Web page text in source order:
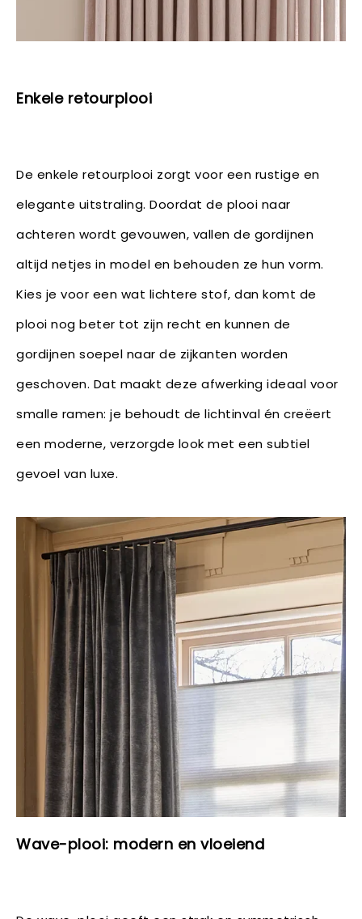
Enkele retourplooi
De enkele retourplooi zorgt voor een rustige en
elegante uitstraling. Doordat de plooi naar
achteren wordt gevouwen, vallen de gordijnen
altijd netjes in model en behouden ze hun vorm.
Kies je voor een wat lichtere stof, dan komt de
plooi nog beter tot zijn recht en kunnen de
gordijnen soepel naar de zijkanten worden
geschoven. Dat maakt deze afwerking ideaal voor
smalle ramen: je behoudt de lichtinval én creëert
een moderne, verzorgde look met een subtiel
gevoel van luxe.
Wave-plooi: modern en vloeiend